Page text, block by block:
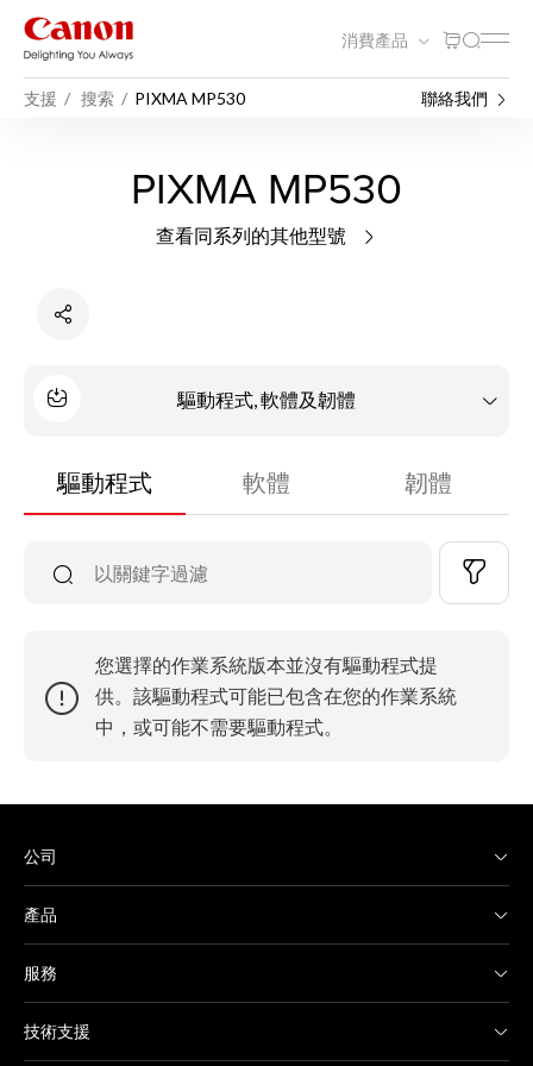
消費產品
支援 搜索 PIXMA MP530 聯絡我們
PIXMA MP530
查看同系列的其他型號
驅動程式, 軟體及韌體
驅動程式 軟體 韌體
您選擇的作業系統版本並沒有驅動程式提
供。該驅動程式可能已包含在您的作業系統
中，或可能不需要驅動程式。
公司
產品
服務
技術支援